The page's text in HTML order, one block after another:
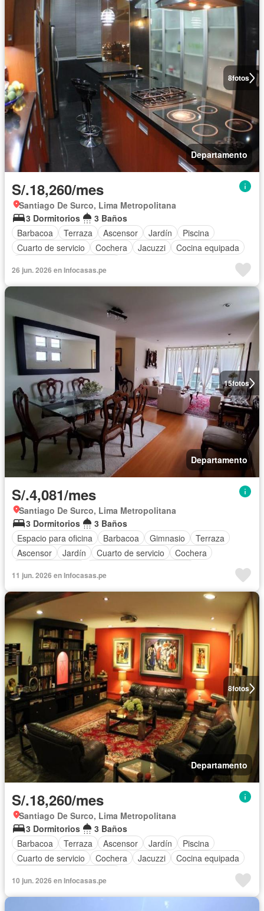
8fotos
Departamento
S/.18,260/mes
Santiago De Surco, Lima Metropolitana
3 Dormitorios
3 Baños
Barbacoa
Terraza Ascensor Jardín
Piscina
Cuarto de servicio
Cochera Jacuzzi
Cocina equipada
26 jun. 2026 en Infocasas.pe
15fotos
Departamento
S/.4,081/mes
Santiago De Surco, Lima Metropolitana
3 Dormitorios
3 Baños
Espacio para oficina
Barbacoa Gimnasio
Terraza
Ascensor
Jardín Cuarto de servicio
Cochera
11 jun. 2026 en Infocasas.pe
8fotos
Departamento
S/.18,260/mes
Santiago De Surco, Lima Metropolitana
3 Dormitorios
3 Baños
Barbacoa
Terraza Ascensor Jardín
Piscina
Cuarto de servicio
Cochera Jacuzzi
Cocina equipada
10 jun. 2026 en Infocasas.pe